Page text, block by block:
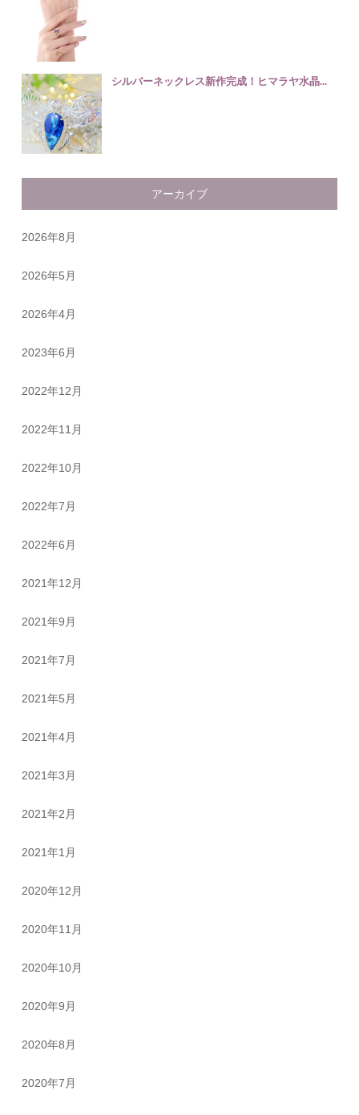
シルバーネックレス新作完成！ヒマラヤ水晶...
アーカイブ
2026年8月
2026年5月
2026年4月
2023年6月
2022年12月
2022年11月
2022年10月
2022年7月
2022年6月
2021年12月
2021年9月
2021年7月
2021年5月
2021年4月
2021年3月
2021年2月
2021年1月
2020年12月
2020年11月
2020年10月
2020年9月
2020年8月
2020年7月